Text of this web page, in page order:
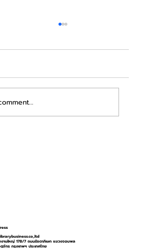
ลิ่นอับระหว่างมีประจำเดือน
งานใหญ่ 178/7 ถนนรัชดาภิเษก แขวงจอมพล
ตุจักร กรุงเทพฯ ประเทศไทย